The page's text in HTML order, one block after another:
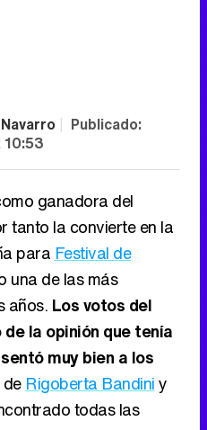
| Publicado:
ganadora del
tanto la convierte en la
para Festival de
una de las más
años. Los votos del
la opinión que tenía
muy bien a los
Rigoberta Bandiniy
todas las